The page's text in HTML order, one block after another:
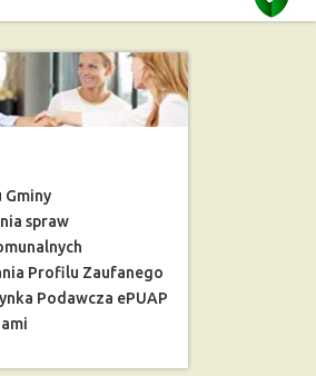
Gminy
spraw
Profilu Zaufanego
Podawcza ePUAP